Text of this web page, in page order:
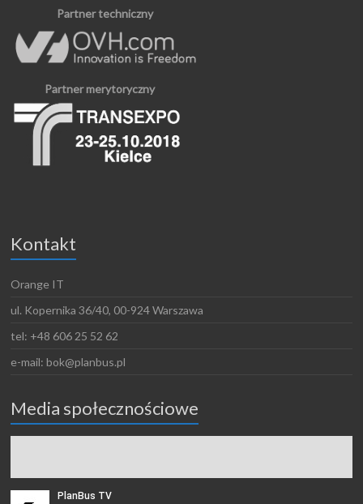
Partner techniczny
Partner merytoryczny
Kontakt
Orange IT
ul. Kopernika 36/40, 00-924 Warszawa
tel: +48 606 25 52 62
e-mail: bok@planbus.pl
Media społecznościowe